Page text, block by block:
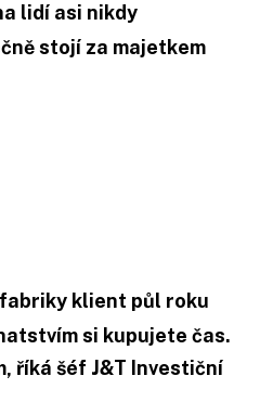
lidí asi nikdy
stojí za majetkem
klient půl roku
si kupujete čas.
říká šéf J&T Investiční